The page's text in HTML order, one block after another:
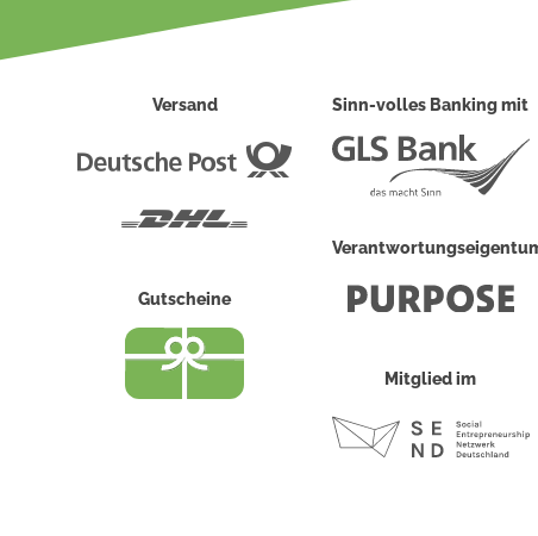
Versand
Deutsche
Gutscheine
Sinn-volles Banking mit
Mitglied im